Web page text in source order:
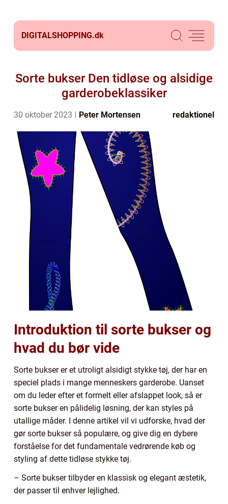
DIGITALSHOPPING.dk
Sorte bukser Den tidløse og alsidige
garderobeklassiker
30 oktober 2023 Peter Mortensen redaktionel
Introduktion til sorte bukser og
hvad du bør vide
Sorte bukser er et utroligt alsidigt stykke tøj, der har en
speciel plads i mange menneskers garderobe. Uanset
om du leder efter et formelt eller afslappet look, så er
sorte bukser en pålidelig løsning, der kan styles på
utallige måder. I denne artikel vil vi udforske, hvad der
gør sorte bukser så populære, og give dig en dybere
forståelse for det fundamentale vedrørende køb og
styling af dette tidløse stykke tøj.
– Sorte bukser tilbyder en klassisk og elegant æstetik,
der passer til enhver lejlighed.